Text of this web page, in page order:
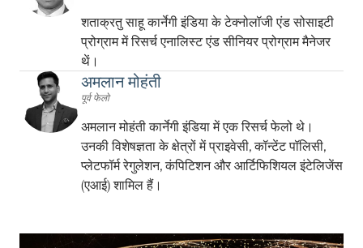
शताक्रतु साहू कार्नेगी इंडिया के टेक्नोलॉजी एंड सोसाइटी
प्रोग्राम में रिसर्च एनालिस्ट एंड सीनियर प्रोग्राम मैनेजर
थें।
अमलान मोहंती
पूर्व फेलो
अमलान मोहंती कार्नेगी इंडिया में एक रिसर्च फेलो थे।
उनकी विशेषज्ञता के क्षेत्रों में प्राइवेसी, कॉन्टेंट पॉलिसी,
प्लेटफॉर्म रेगुलेशन, कंपिटिशन और आर्टिफिशियल इंटेलिजेंस
(एआई) शामिल हैं।